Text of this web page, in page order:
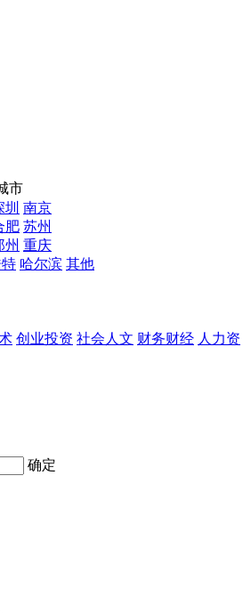
市
圳 南京
肥 苏州
州 重庆
哈尔滨 其他
创业投资 社会人文 财务财经 人力资
确定